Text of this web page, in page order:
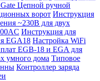
Цепной ручной
ворот Инструкция
~230В для двух
Инструкция для
EGA18 Настройка WiFi
EGB-18 и EGA для
умного дома Типовое
Контроллер заряда